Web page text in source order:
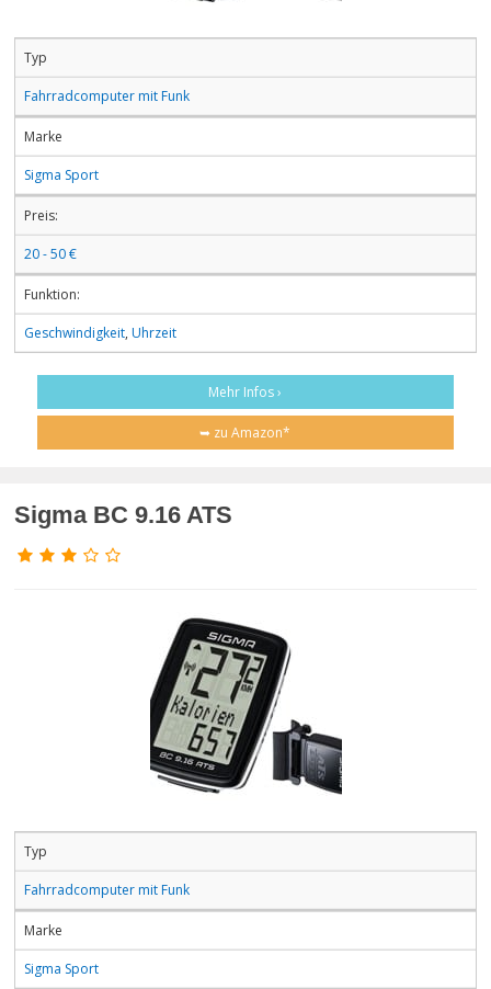
Typ
Fahrradcomputer mit Funk
Marke
Sigma Sport
Preis:
20 - 50 €
Funktion:
Geschwindigkeit, Uhrzeit
Mehr Infos ›
➥ zu Amazon*
Sigma BC 9.16 ATS
Typ
Fahrradcomputer mit Funk
Marke
Sigma Sport